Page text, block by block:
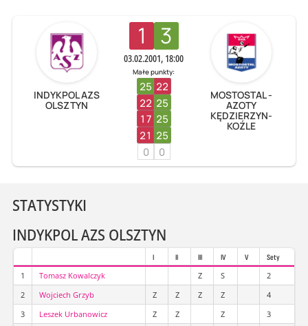
INDYKPOL AZS
OLSZTYN
1 3
03.02.2001, 18:00
Małe punkty:
25 22
22 25
17 25
21 25
0
0
MOSTOSTAL -
AZOTY
KĘDZIERZYN-
KOŹLE
STATYSTYKI
INDYKPOL AZS OLSZTYN
I II III IV V Sety
1 Tomasz Kowalczyk Z S
2
2
Wojciech Grzyb Z Z Z Z
4
3
Leszek Urbanowicz Z Z Z
3